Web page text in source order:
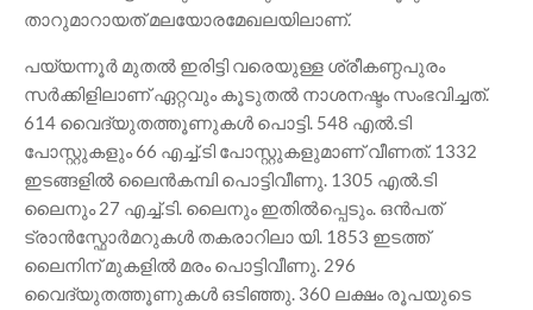
താറുമാറായത് മലയോരമേഖലയിലാണ്.
പയ്യന്നൂർ മുതൽ ഇരിട്ടി വരെയുള്ള ശ്രീകണ്ഠപുരം
സർക്കിളിലാണ് ഏറ്റവും കൂടുതൽ നാശനഷ്ടം സംഭവിച്ചത്.
614 വൈദ്യുതത്തൂണുകൾ പൊട്ടി. 548 എൽ.ടി
പോസ്റ്റുകളും 66 എച്ച്.ടി പോസ്റ്റുകളുമാണ് വീണത്. 1332
ഇടങ്ങളിൽ ലൈൻകമ്പി പൊട്ടിവീണു. 1305 എൽ.ടി
ലൈനും 27 എച്ച്.ടി. ലൈനും ഇതിൽപ്പെടും. ഒൻപത്
ട്രാൻസ്ഫോർമറുകൾ തകരാറിലാ യി. 1853 ഇടത്ത്
ലൈനിന് മുകളിൽ മരം പൊട്ടിവീണു. 296
വൈദ്യുതത്തൂണുകൾ ഒടിഞ്ഞു. 360 ലക്ഷം രൂപയുടെ